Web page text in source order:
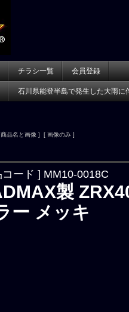
チラシ一覧 会員登録
石川県能登半島で発生した大雨に
品名と画像 ] [ 画像のみ ]
コード ] MM10-0018C
製
ー メッキ